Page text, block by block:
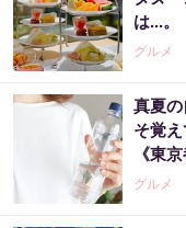
は...。
グルメ
真夏
そ覚
《東
グルメ